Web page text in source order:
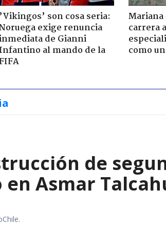
’Vikingos’ son cosa seria:
exige renuncia
de Gianni
Infantino al mando de la
FIFA
carrera
como
de
Asmar